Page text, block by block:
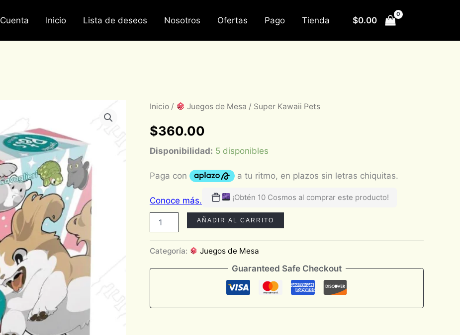
Cuenta Inicio Lista de deseos Nosotros Ofertas Pago Tienda $0.00
Inicio/ Juegos de Mesa / Super Kawaii Pets
$360.00
Disponibilidad: 5 disponibles
¡Obtén 10 Cosmos al comprar este producto!
Super
Pets
cantidad
AÑADIR AL CARRITO
Categoría: Juegos de Mesa
Guaranteed Safe Checkout